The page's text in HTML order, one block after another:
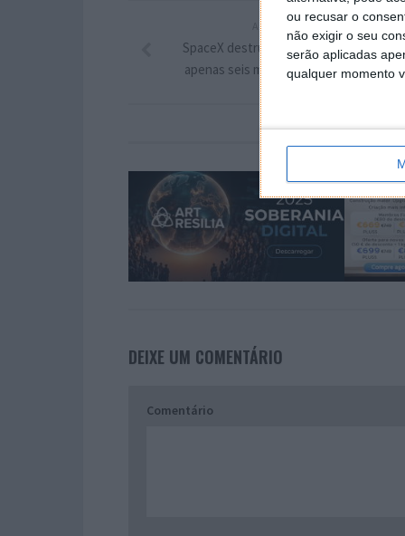
ou recusar o
não exigir o seu
serão aplicadas
qualquer momento
ARTIGO ANTERIOR
SpaceX destruiu 260 satélites Starlink em
apenas seis meses. E há centenas na
DEIXE UM COMENTÁRIO
Comentário